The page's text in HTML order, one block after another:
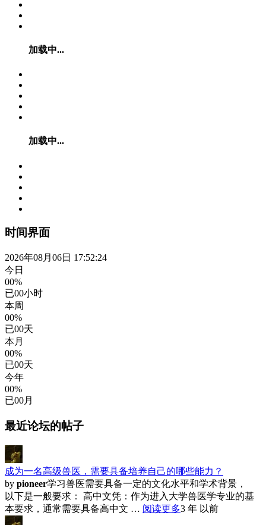
加载中...
加载中...
时间界面
2026年08月06日 17:52:25
今日
00%
已00小时
本周
00%
已00天
本月
00%
已00天
今年
00%
已00月
最近论坛的帖子
成为一名高级兽医，需要具备培养自己的哪些能力？
by pioneer学习兽医需要具备一定的文化水平和学术背景，
以下是一般要求： 高中文凭：作为进入大学兽医学专业的基
本要求，通常需要具备高中文 … 阅读更多3 年 以前